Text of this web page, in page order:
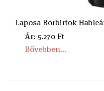
Laposa Borbirtok
Ár: 5.270 Ft
Bővebben...